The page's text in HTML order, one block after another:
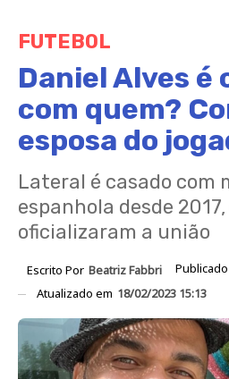
FUTEBOL
Daniel Alves é
com quem?
esposa do
Lateral é casado com
espanhola desde
oficializaram a união
Escrito Por Beatriz Fabbri
Atualizado em 18/02/2023 15:13